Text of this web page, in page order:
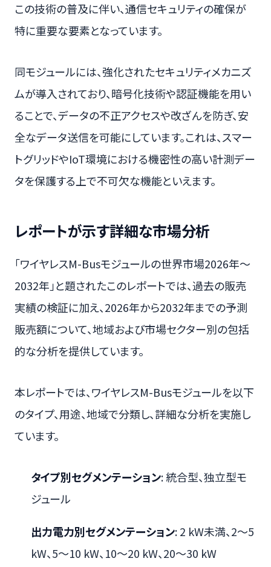
この技術の普及に伴い、通信セキュリティの確保が
特に重要な要素となっています。
同モジュールには、強化されたセキュリティメカニズ
ムが導入されており、暗号化技術や認証機能を用い
ることで、データの不正アクセスや改ざんを防ぎ、安
全なデータ送信を可能にしています。これは、スマー
トグリッドやIoT環境における機密性の高い計測デー
タを保護する上で不可欠な機能といえます。
レポートが示す詳細な市場分析
「ワイヤレスM-Busモジュールの世界市場2026年～
2032年」と題されたこのレポートでは、過去の販売
実績の検証に加え、2026年から2032年までの予測
販売額について、地域および市場セクター別の包括
的な分析を提供しています。
本レポートでは、ワイヤレスM-Busモジュールを以下
のタイプ、用途、地域で分類し、詳細な分析を実施し
ています。
タイプ別セグメンテーション: 統合型、独立型モ
ジュール
出力電力別セグメンテーション: 2 kW未満、2～5
kW、5～10 kW、10～20 kW、20～30 kW